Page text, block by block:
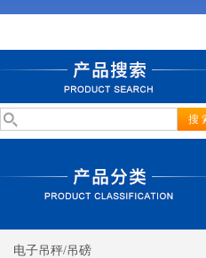
电子吊秤/吊磅